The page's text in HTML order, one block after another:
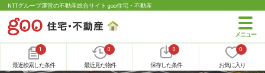
NTTグループ運営の不動産総合サイト goo住宅・不動産
1
最近検索した条件
0
最近見た物件
0
保存した条件
0
お気に入り